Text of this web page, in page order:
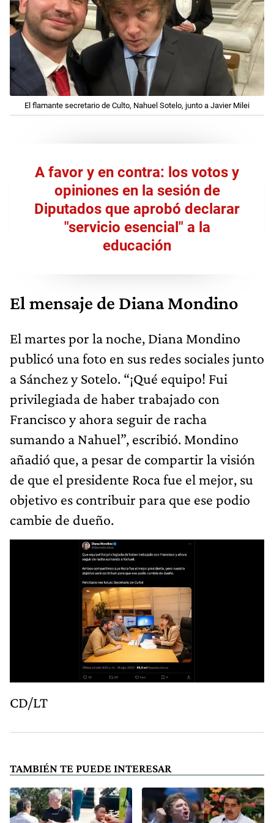
El flamante secretario de Culto, Nahuel Sotelo, junto a Javier Milei
A favor y en contra: los votos y
opiniones en la sesión de
Diputados que aprobó declarar
"servicio esencial" a la
educación
El mensaje de Diana Mondino
El martes por la noche, Diana Mondino
publicó una foto en sus redes sociales junto
a Sánchez y Sotelo. “¡Qué equipo! Fui
privilegiada de haber trabajado con
Francisco y ahora seguir de racha
sumando a Nahuel”, escribió. Mondino
añadió que, a pesar de compartir la visión
de que el presidente Roca fue el mejor, su
objetivo es contribuir para que ese podio
cambie de dueño.
CD/LT
TAMBIÉN TE PUEDE INTERESAR